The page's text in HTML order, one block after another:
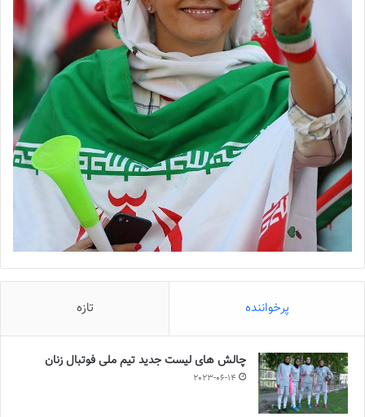
پرخواننده تازه
چالش هاى ليست جدید تيم ملى فوتبال زنان
2023-06-14